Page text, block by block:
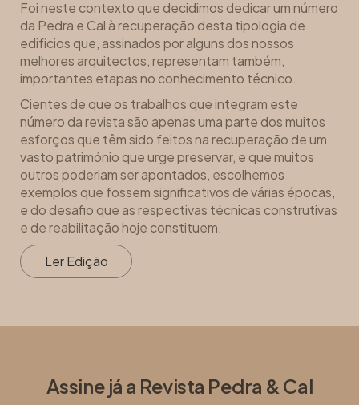
Foi neste contexto que decidimos dedicar um número
da Pedra e Cal à recuperação desta tipologia de
edifícios que, assinados por alguns dos nossos
melhores arquitectos, representam também,
importantes etapas no conhecimento técnico.
Cientes de que os trabalhos que integram este
número da revista são apenas uma parte dos muitos
esforços que têm sido feitos na recuperação de um
vasto património que urge preservar, e que muitos
outros poderiam ser apontados, escolhemos
exemplos que fossem significativos de várias épocas,
e do desafio que as respectivas técnicas construtivas
e de reabilitação hoje constituem.
Ler Edição
Assine já a Revista Pedra & Cal